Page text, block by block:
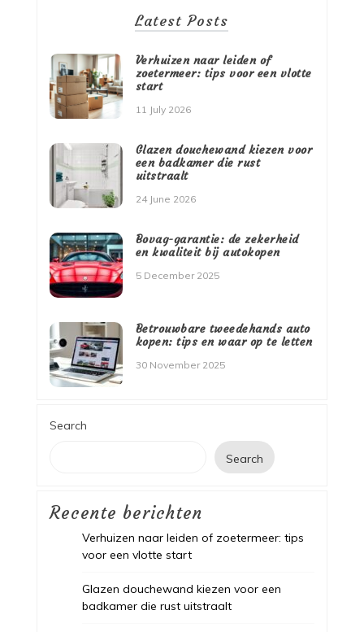
Latest Posts
Verhuizen naar leiden of
zoetermeer: tips voor een vlotte
start
11 July 2026
Glazen douchewand kiezen voor
een badkamer die rust
uitstraalt
24 June 2026
Bovag-garantie: de zekerheid
en kwaliteit bij autokopen
5 December 2025
Betrouwbare tweedehands auto
kopen: tips en waar op te letten
30 November 2025
Search
Search
Recente berichten
Verhuizen naar leiden of zoetermeer: tips
voor een vlotte start
Glazen douchewand kiezen voor een
badkamer die rust uitstraalt